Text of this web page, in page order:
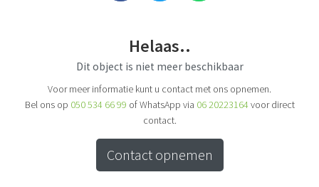
Helaas..
Dit object is niet meer beschikbaar
Voor meer informatie kunt u contact met ons opnemen.
Bel ons op 050 534 66 99 of WhatsApp via 06 20223164voor direct
contact.
Contact opnemen